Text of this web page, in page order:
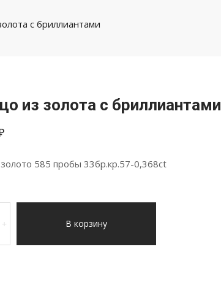
с бриллиантами
из золота с бриллиантами
585 пробы 33бр.кр.57-0,368ct
+ В корзину